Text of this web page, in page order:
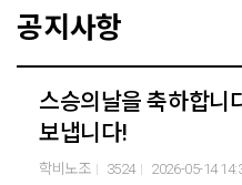
공지사항
스승의날을 축하합니
보냅니다!
학비노조 3524 2026-05-14